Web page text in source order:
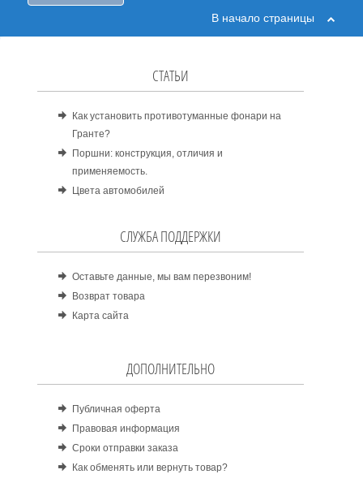
В начало страницы
СТАТЬИ
Как установить противотуманные фонари на
Гранте?
Поршни: конструкция, отличия и
применяемость.
Цвета автомобилей
СЛУЖБА ПОДДЕРЖКИ
Оставьте данные, мы вам перезвоним!
Возврат товара
Карта сайта
ДОПОЛНИТЕЛЬНО
Публичная оферта
Правовая информация
Сроки отправки заказа
Как обменять или вернуть товар?